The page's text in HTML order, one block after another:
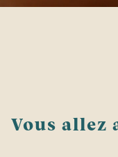
Vous allez